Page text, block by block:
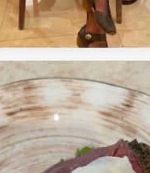
в АртиШок - Кофейня